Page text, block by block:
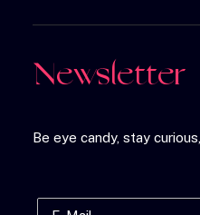
Newsletter
Be eye candy, stay